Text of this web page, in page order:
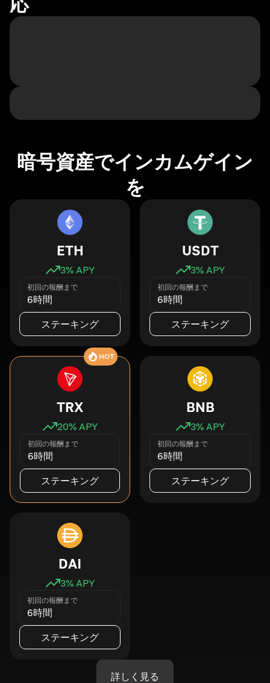
暗号資産でインカムゲイン
を
ETH
3% APY
初回の報酬まで
6時間
ステーキング
USDT
3% APY
初回の報酬まで
6時間
ステーキング
HOT
TRX
20% APY
初回の報酬まで
6時間
ステーキング
BNB
3% APY
初回の報酬まで
6時間
ステーキング
DAI
3% APY
初回の報酬まで
6時間
ステーキング
詳しく見る